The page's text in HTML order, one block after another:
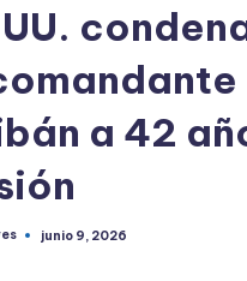
a 42
junio 9, 2026